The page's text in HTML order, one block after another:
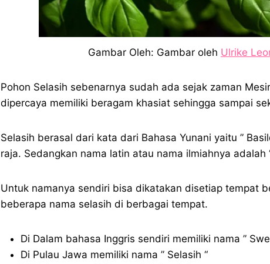
Gambar Oleh: Gambar oleh Ulrike
Pohon Selasih sebenarnya sudah ada sejak zaman
dipercaya memiliki beragam khasiat sehingga sampai
Selasih berasal dari kata dari Bahasa Yunani yaitu ”
raja. Sedangkan nama latin atau nama ilmiahnya adalah
Untuk namanya sendiri bisa dikatakan disetiap tempat
beberapa nama selasih di berbagai tempat.
Di Dalam bahasa Inggris sendiri memiliki nama ”
Di Pulau Jawa memiliki nama ” Selasih “